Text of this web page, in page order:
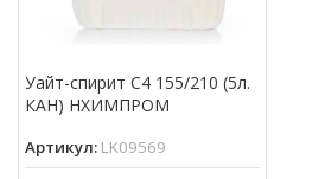
Уайт-спирит С4 155/210 (5л.
КАН) НХИМПРОМ
Артикул: LK09569